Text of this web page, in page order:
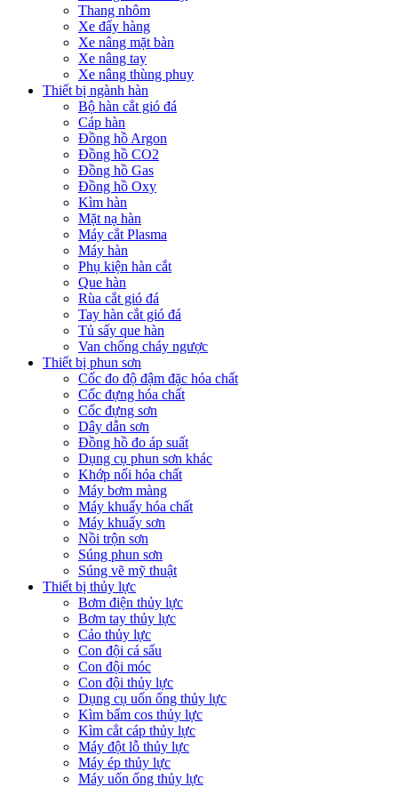
Thang nhôm
Xe đẩy hàng
Xe nâng mặt bàn
Xe nâng tay
Xe nâng thùng phuy
Thiết bị ngành hàn
Bộ hàn cắt gió đá
Cáp hàn
Đồng hồ Argon
Đồng hồ CO2
Đồng hồ Gas
Đồng hồ Oxy
Kìm hàn
Mặt nạ hàn
Máy cắt Plasma
Máy hàn
Phụ kiện hàn cắt
Que hàn
Rùa cắt gió đá
Tay hàn cắt gió đá
Tủ sấy que hàn
Van chống cháy ngược
Thiết bị phun sơn
Cốc đo độ đậm đặc hóa chất
Cốc đựng hóa chất
Cốc đựng sơn
Dây dẫn sơn
Đồng hồ đo áp suất
Dụng cụ phun sơn khác
Khớp nối hóa chất
Máy bơm màng
Máy khuấy hóa chất
Máy khuấy sơn
Nồi trộn sơn
Súng phun sơn
Súng vẽ mỹ thuật
Thiết bị thủy lực
Bơm điện thủy lực
Bơm tay thủy lực
Cảo thủy lực
Con đội cá sấu
Con đội móc
Con đội thủy lực
Dụng cụ uốn ống thủy lực
Kìm bấm cos thủy lực
Kìm cắt cáp thủy lực
Máy đột lỗ thủy lực
Máy ép thủy lực
Máy uốn ống thủy lực